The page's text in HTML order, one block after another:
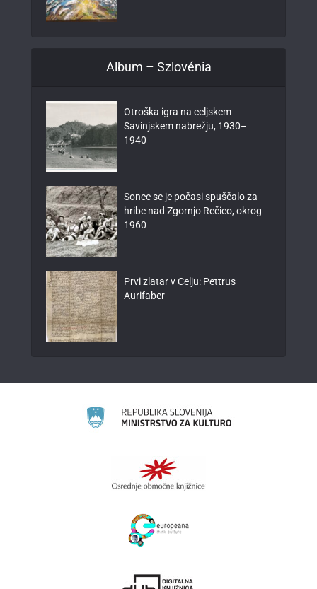
Album – Szlovénia
Otroška igra na celjskem
Savinjskem nabrežju, 1930–
1940
Sonce se je počasi spuščalo za
hribe nad Zgornjo Rečico, okrog
1960
Prvi zlatar v Celju: Pettrus
Aurifaber